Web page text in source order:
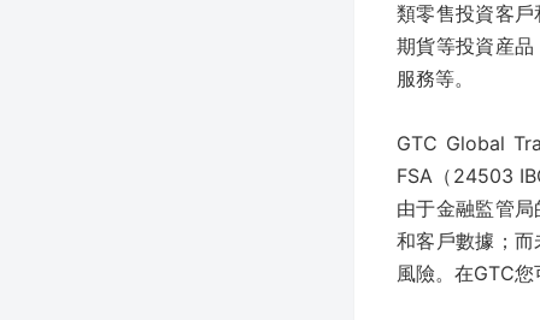
類零售投資客
期貨等投資産
服務等。
GTC Global
FSA（24503
由于金融監管
和客戶數據；
風險。在GTC